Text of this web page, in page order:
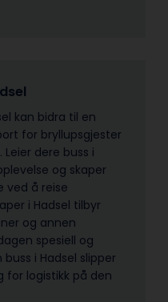
kan bidra til en
for bryllupsgjester
dere buss i
og skaper
ved å reise
i Hadsel tilbyr
og annen
spesiell og
i Hadsel slipper
for logistikk på den